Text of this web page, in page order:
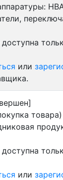
или
товара)
или